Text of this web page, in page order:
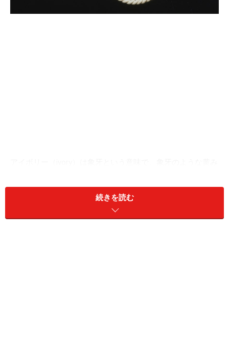
アイボリー（ivory）は象牙の意。象牙のような黄みを帯
びた白のことで、「アイボリーホワイト」とも言いま
す。
続きを読む